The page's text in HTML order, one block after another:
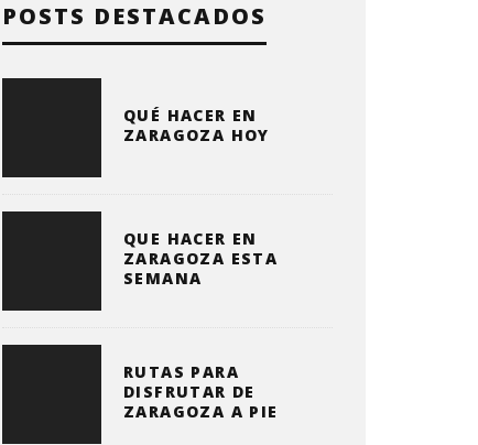
POSTS DESTACADOS
QUÉ HACER EN
ZARAGOZA HOY
QUE HACER EN
ZARAGOZA ESTA
SEMANA
RUTAS PARA
DISFRUTAR DE
ZARAGOZA A PIE